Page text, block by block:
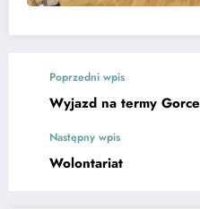
Poprzedni wpis
Wyjazd na termy Gorce
Następny wpis
Wolontariat